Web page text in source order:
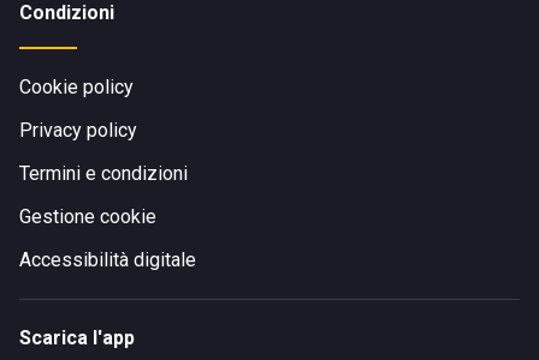
Condizioni
Cookie policy
Privacy policy
Termini e condizioni
Gestione cookie
Accessibilità digitale
Scarica l'app